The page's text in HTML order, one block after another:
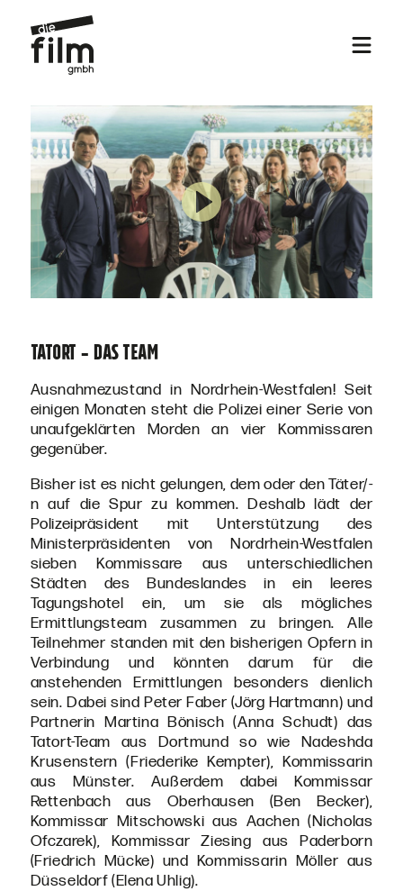
TATORT - DAS TEAM
Ausnahmezustand in Nordrhein-Westfalen! Seit
einigen Monaten steht die Polizei einer Serie von
unaufgeklärten Morden an vier Kommissaren
gegenüber.
Bisher ist es nicht gelungen, dem oder den Täter/-
n auf die Spur zu kommen. Deshalb lädt der
Polizeipräsident mit Unterstützung des
Ministerpräsidenten von Nordrhein-Westfalen
sieben Kommissare aus unterschiedlichen
Städten des Bundeslandes in ein leeres
Tagungshotel ein, um sie als mögliches
Ermittlungsteam zusammen zu bringen. Alle
Teilnehmer standen mit den bisherigen Opfern in
Verbindung und könnten darum für die
anstehenden Ermittlungen besonders dienlich
sein. Dabei sind Peter Faber (Jörg Hartmann) und
Partnerin Martina Bönisch (Anna Schudt) das
Tatort-Team aus Dortmund so wie Nadeshda
Krusenstern (Friederike Kempter), Kommissarin
aus Münster. Außerdem dabei Kommissar
Rettenbach aus Oberhausen (Ben Becker),
Kommissar Mitschowski aus Aachen (Nicholas
Ofczarek), Kommissar Ziesing aus Paderborn
(Friedrich Mücke) und Kommissarin Möller aus
Düsseldorf (Elena Uhlig).